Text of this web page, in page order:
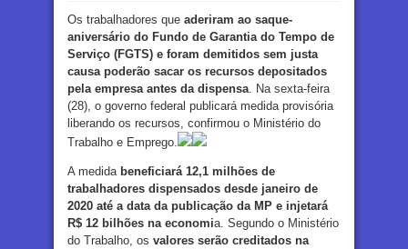
Os trabalhadores que aderiram ao saque-
aniversário do Fundo de Garantia do Tempo de
Serviço (FGTS) e foram demitidos sem justa
causa poderão sacar os recursos depositados
pela empresa antes da dispensa . Na sexta-feira
(28), o governo federal publicará medida provisória
liberando os recursos, confirmou o Ministério do
Trabalho e Emprego.
A medida beneficiará 12,1 milhões de
trabalhadores dispensados desde janeiro de
2020 até a data da publicação da MP e injetará
R$ 12 bilhões na economia. Segundo o Ministério
do Trabalho, os valores serão creditados na